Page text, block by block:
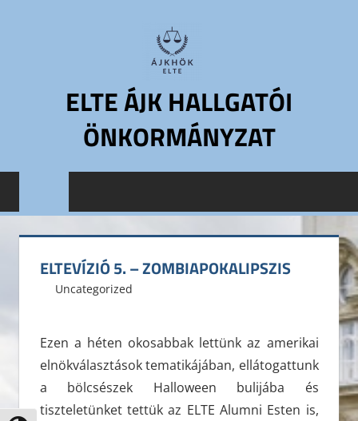
ELTE ÁJK HALLGATÓI
ÖNKORMÁNYZAT
Jogtudományi
Hallgatói
Önkormányzat
ELTEVÍZIÓ 5. – ZOMBIAPOKALIPSZIS
2012. október 29.
ELTE ÁJK HÖK
Uncategorized
Ezen a héten okosabbak lettünk az amerikai
elnökválasztások tematikájában, ellátogattunk
a bölcsészek Halloween bulijába és
tiszteletünket tettük az ELTE Alumni Esten is,